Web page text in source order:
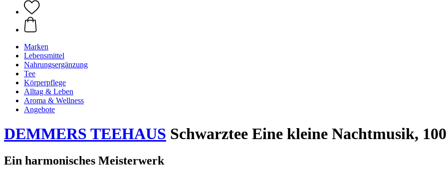
Marken
Lebensmittel
Nahrungsergänzung
Tee
Körperpflege
Alltag & Leben
Aroma & Wellness
Angebote
DEMMERS TEEHAUS Schwarztee Eine kleine Nachtmusik,
Ein harmonisches Meisterwerk